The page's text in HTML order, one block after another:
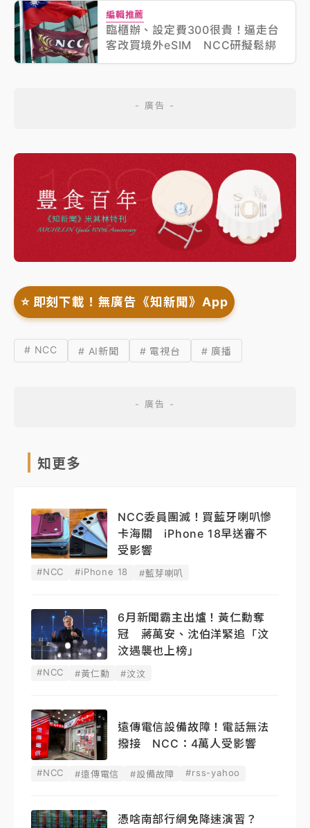
編輯推薦
臨櫃辦、設定費300很貴！逼走台
客改買境外eSIM NCC研擬鬆綁
⭐️ 即刻下載！無廣告《知新聞》App
# NCC # AI新聞 # 電視台 # 廣播
知更多
NCC委員團滅！買藍牙喇叭慘
卡海關 iPhone 18早送審不
受影響
#NCC #iPhone 18 #藍芽喇叭
6月新聞霸主出爐！黃仁勳奪
冠 蔣萬安、沈伯洋緊追「汶
汶遇襲也上榜」
#NCC #黃仁勳 #汶汶
遠傳電信設備故障！電話無法
撥接 NCC：4萬人受影響
#NCC #遠傳電信 #設備故障 #rss-yahoo
憑啥南部行網免降速演習？